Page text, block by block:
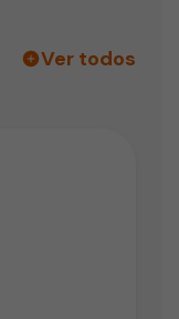
Ver todos